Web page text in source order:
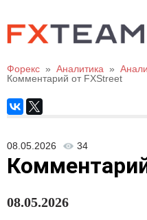
Форекс » Аналитика »
Комментарий от FXStreet
08.05.2026 34
08.05.2026